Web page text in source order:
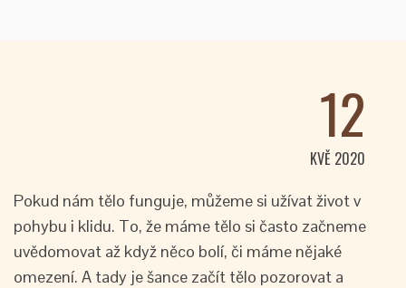
12
KVĚ 2020
Pokud nám tělo funguje, můžeme si užívat život v
pohybu i klidu. To, že máme tělo si často začneme
uvědomovat až když něco bolí, či máme nějaké
omezení. A tady je šance začít tělo pozorovat a